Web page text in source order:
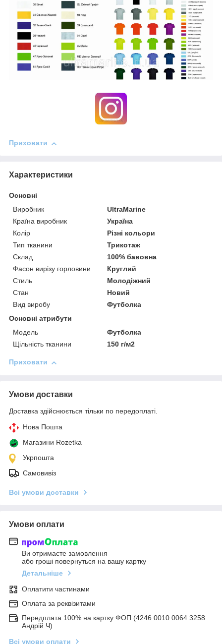
Приховати
Характеристики
Основні
Виробник
UltraMarine
Країна виробник
Україна
Колір
Різні кольори
Тип тканини
Трикотаж
Склад
100% бавовна
Фасон вирізу горловини
Круглий
Стиль
Молодіжний
Стан
Новий
Вид виробу
Футболка
Основні атрибути
Мoдель
Футболка
Щільність тканини
150 г/м2
Приховати
Умови доставки
Доставка здійснюється тільки по передоплаті.
Нова Пошта
Магазини Rozetka
Укрпошта
Самовивіз
Всі умови доставки
Умови оплати
Ви отримаєте замовлення
або гроші повернуться на вашу картку
Детальніше
Оплатити частинами
Оплата за реквізитами
Передплата 100% на картку ФОП (4246 0010 0064 3258
Андрій Ч)
Всі умови оплати